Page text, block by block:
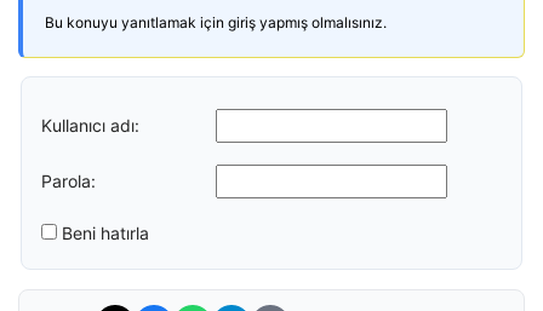
Bu konuyu yanıtlamak için giriş yapmış olmalısınız.
Kullanıcı adı:
Parola:
Beni hatırla